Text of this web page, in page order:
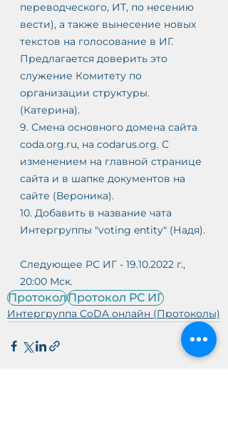
переводческого, ИТ, по несению
вести), а также вынесение новых
текстов на голосование в ИГ.
Предлагается доверить это
служение Комитету по
организации структуры.
(Катерина).
9. Смена основного домена сайта
coda.org.ru, на codarus.org. С
изменением на главной странице
сайта и в шапке документов на
сайте (Вероника).
10. Добавить в название чата
Интергруппы "voting entity" (Надя).
Следующее РС ИГ - 19.10.2022 г.,
20:00 Мск.
ПротоколПротокол РС ИГ
Интергруппа CoDA онлайн (Протоколы)